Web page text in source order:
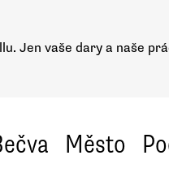
Jen vaše dary a naše
Město